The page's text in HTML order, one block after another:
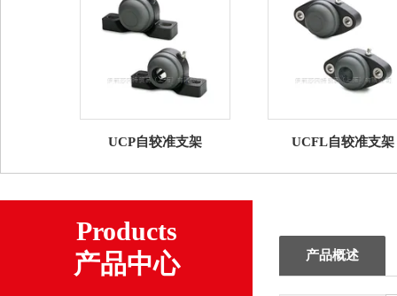
UCP自较准支架 UCFL自较准支架
Products
产品中心
产品概述